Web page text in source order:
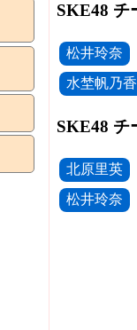
SKE48 チ
松井玲奈
水埜帆乃香
SKE48 チ
北原里英
松井玲奈